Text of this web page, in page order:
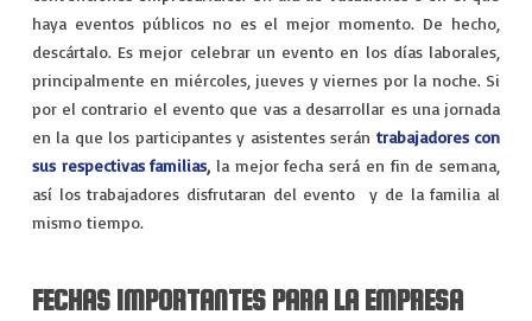
haya eventos públicos no es el mejor momento. De hecho,
descártalo. Es mejor celebrar un evento en los días laborales,
principalmente en miércoles, jueves y viernes por la noche. Si
por el contrario el evento que vas a desarrollar es una jornada
en la que los participantes y asistentes serán trabajadores con
sus respectivas familias, la mejor fecha será en fin de semana,
así los trabajadores disfrutaran del evento y de la familia al
mismo tiempo.
FECHAS IMPORTANTES PARA LA EMPRESA